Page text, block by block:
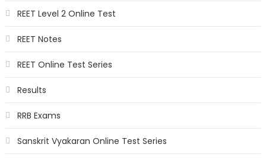
REET Level 2 Online Test
REET Notes
REET Online Test Series
Results
RRB Exams
Sanskrit Vyakaran Online Test Series